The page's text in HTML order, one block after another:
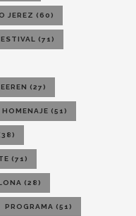
JEREZ (60)
(71)
(27)
HOMENAJE (51)
(71)
(28)
PROGRAMA (51)